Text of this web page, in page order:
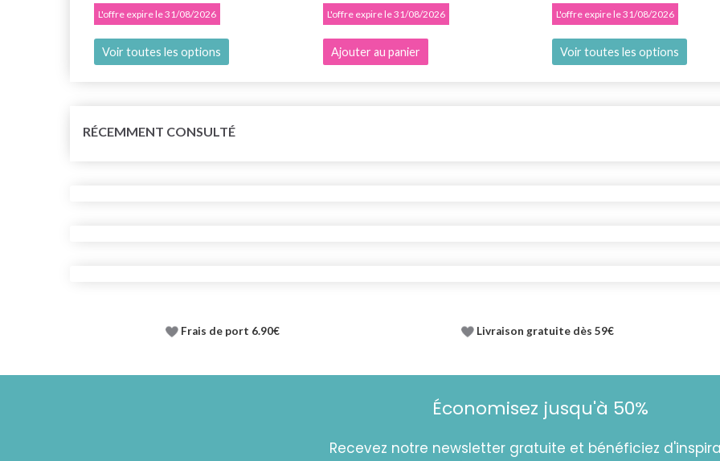
L'offre expire le 31/08/2026
Voir toutes les options
L'offre expire le 31/08/2026
Ajouter au panier
L'offre expire le 31/08/2026
Voir toutes les options
RÉCEMMENT CONSULTÉ
Frais de port 6.90€ Livraison gratuite dès 59€
Économisez jusqu'à 50%
Recevez notre newsletter gratuite et bénéficiez